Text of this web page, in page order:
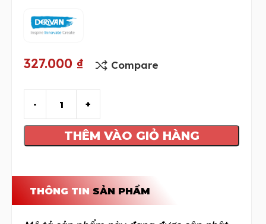
327.000 ₫ Compare
THÊM VÀO GIỎ HÀNG
THÔNG TIN SẢN PHẨM